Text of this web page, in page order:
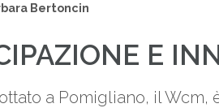
Bertoncin
E
a Pomigliano, il Wcm,